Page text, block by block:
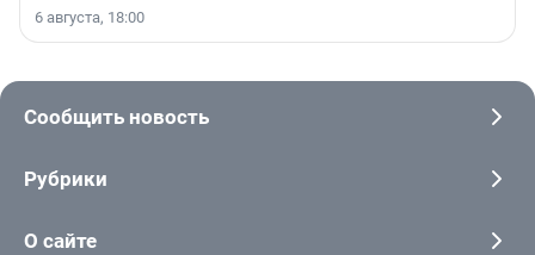
6 августа, 18:00
Сообщить новость
Рубрики
О сайте